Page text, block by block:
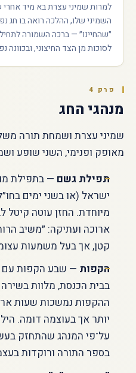
למרות שמיני עצרת בא מיד אחרי
השמיני שלו, ההלכה רואה בו חג
״שהחיינו״ — ברכה השמורה
לסוכות מן הצד החיצוני, ובכוונה
פרק 4
מנהגי החג
שמיני עצרת ושמחת תורה
מאופק ופנימי, השני שופע
תפילת גשם — בתפילת
ישראל (או בשני ימים
מיוחדת. החזן עוטה קיטל
ארוכה ועתיקה: ״משיב
קטן, אך בעל משמעות
הקפות — שבע הקפות עם
בבית הכנסת, מלוות בשירה
ההקפות נמשכות שעות
יותר אך בעוצמה דומה.
על־פי המנהג שהתחזק
בספר התורה ורוקדות